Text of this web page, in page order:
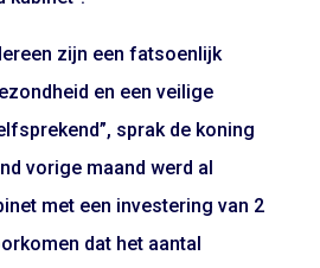
zijn een fatsoenlijk
en een veilige
sprak de koning
vorige maand werd al
met een investering van 2
dat het aantal